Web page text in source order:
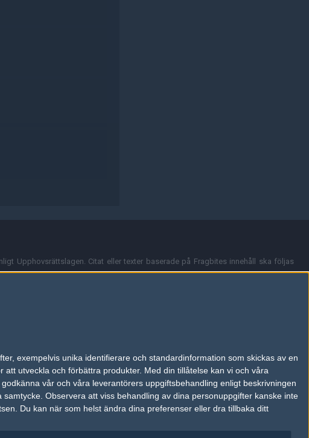
exempelvis unika identifierare och standardinformation som skickas av en
utveckla och förbättra produkter. Med din tillåtelse kan vi och våra
vår och våra leverantörers uppgiftsbehandling enligt beskrivningen
Observera att viss behandling av dina personuppgifter kanske inte
Du kan när som helst ändra dina preferenser eller dra tillbaka ditt
Upphovsrättslagen. Citat eller texter baserade på Fragbites innehåll ska följas
skribent och överensstämmer inte nödvändigtvis med Fragbites åsikter.
sajten kan du skicka iväg ett email till
information så som t.ex. användarnamn. Cookies sparas även när man deltar i
kan du stänga av cookies i din webbläsares inställningar eller välja att inte
om elektronisk kommunikation som trädde i kraft 25 juli 2003.